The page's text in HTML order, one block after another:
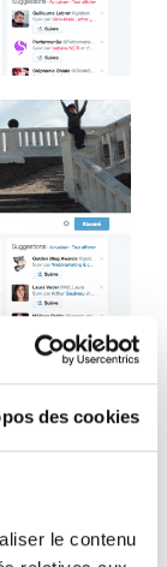
des cookies
le contenu
qu’ils
la